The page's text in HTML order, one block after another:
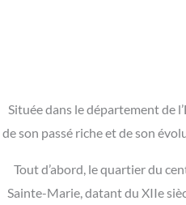
Située dans le département de
de son passé riche et de son
Tout d’abord, le quartier du
Sainte-Marie, datant du XIIe